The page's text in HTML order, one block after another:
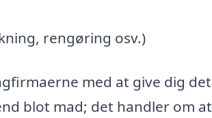
rengøring osv.)
med at give dig
blot mad; det handler om at